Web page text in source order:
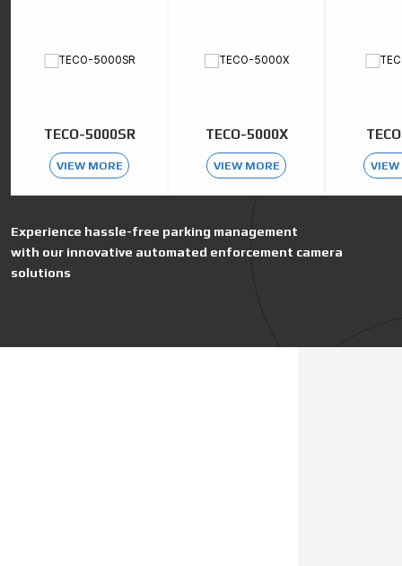
TECO-5000SR
VIEW MORE
TECO-5000X
VIEW MORE
Experience hassle-free parking management
with our innovative automated enforcement camera
solutions